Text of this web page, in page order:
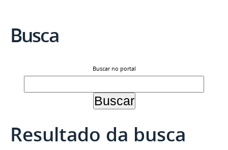
Busca
Buscar no portal
Resultado da busca